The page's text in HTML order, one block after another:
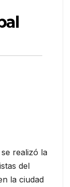
realizó la
del
la ciudad